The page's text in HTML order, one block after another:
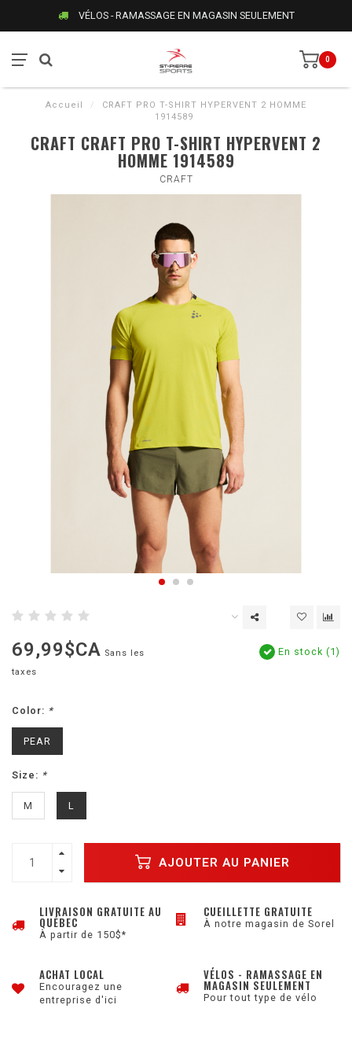
VÉLOS - RAMASSAGE EN MAGASIN SEULEMENT
0
Accueil /
CRAFT PRO T-SHIRT HYPERVENT 2 HOMME
1914589
CRAFT CRAFT PRO T-SHIRT HYPERVENT 2
HOMME 1914589
CRAFT
69,99$CA Sans les
taxes
En stock (1)
Color: *
PEAR
Size: *
M L
AJOUTER AU PANIER
LIVRAISON GRATUITE AU
QUÉBEC
À partir de 150$*
CUEILLETTE GRATUITE
À notre magasin de Sorel
ACHAT LOCAL
Encouragez une
entreprise d'ici
VÉLOS - RAMASSAGE EN
MAGASIN SEULEMENT
Pour tout type de vélo